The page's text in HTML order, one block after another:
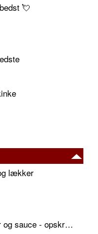
💘
lækker
Andesteg med æbler, svesker og sauce - opskrift også til jul